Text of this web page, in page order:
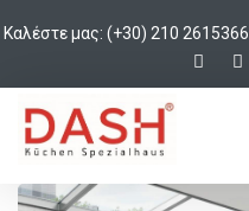
Καλέστε μας: (+30) 210 2615366